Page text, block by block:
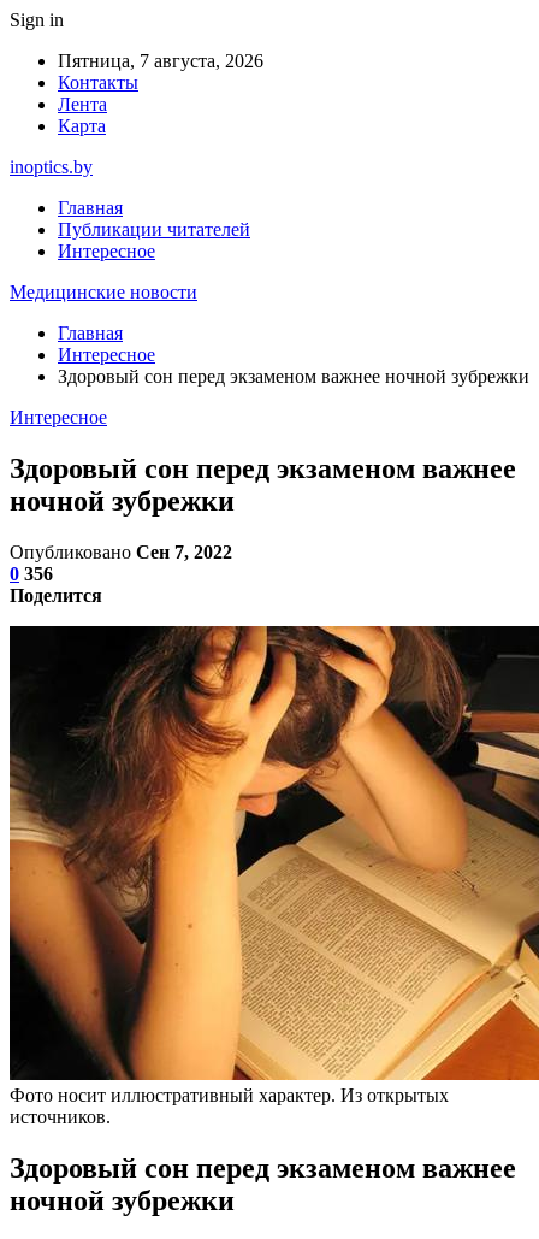
Sign in
Пятница, 7 августа, 2026
Контакты
Лента
Карта
inoptics.by
Главная
Публикации читателей
Интересное
Медицинские новости
Главная
Интересное
Здоровый сон перед экзаменом важнее ночной зубрежки
Интересное
Здоровый сон перед экзаменом важнее
ночной зубрежки
Опубликовано Сен 7, 2022
0 356
Поделится
Фото носит иллюстративный характер. Из открытых
источников.
Здоровый сон перед экзаменом важнее
ночной зубрежки